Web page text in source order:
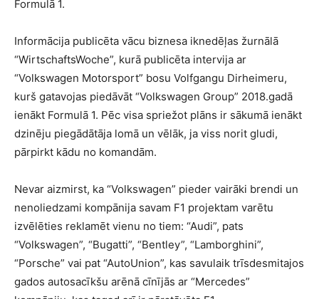
Formulā 1.
Informācija publicēta vācu biznesa iknedēļas žurnālā
“WirtschaftsWoche”, kurā publicēta intervija ar
“Volkswagen Motorsport” bosu Volfgangu Dirheimeru,
kurš gatavojas piedāvāt “Volkswagen Group” 2018.gadā
ienākt Formulā 1. Pēc visa spriežot plāns ir sākumā ienākt
dzinēju piegādātāja lomā un vēlāk, ja viss norit gludi,
pārpirkt kādu no komandām.
Nevar aizmirst, ka “Volkswagen” pieder vairāki brendi un
nenoliedzami kompānija savam F1 projektam varētu
izvēlēties reklamēt vienu no tiem: “Audi”, pats
“Volkswagen”, “Bugatti”, “Bentley”, “Lamborghini”,
“Porsche” vai pat “AutoUnion”, kas savulaik trīsdesmitajos
gados autosacīkšu arēnā cīnījās ar “Mercedes”